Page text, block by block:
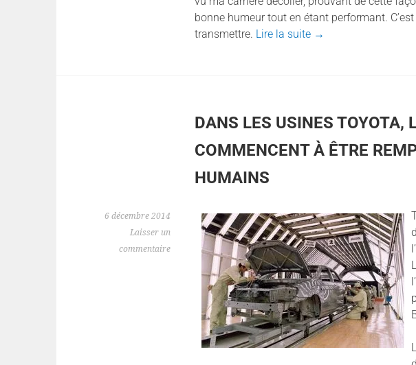
bonne humeur tout en étant performant.
transmettre. Lire la suite →
DANS LES USINES TOYOTA,
COMMENCENT À ÊTRE
HUMAINS
6 décembre 2014
Laisser un
commentaire